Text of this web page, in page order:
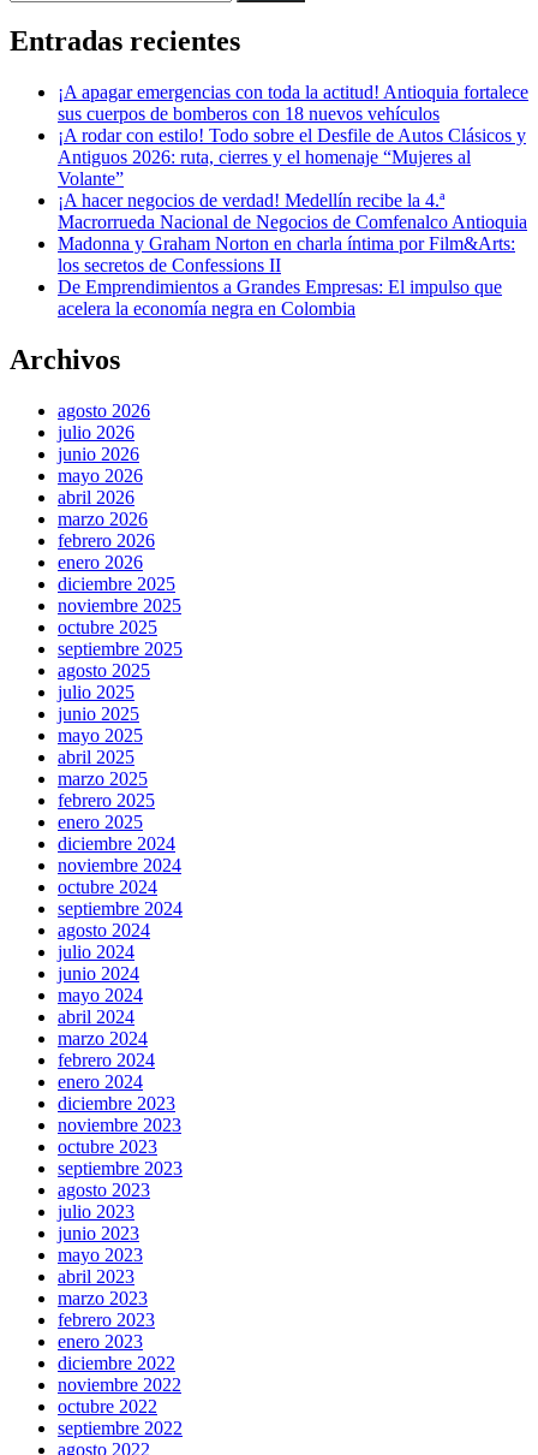
Entradas recientes
¡A apagar emergencias con toda la actitud! Antioquia fortalece
sus cuerpos de bomberos con 18 nuevos vehículos
¡A rodar con estilo! Todo sobre el Desfile de Autos Clásicos y
Antiguos 2026: ruta, cierres y el homenaje “Mujeres al
Volante”
¡A hacer negocios de verdad! Medellín recibe la 4.ª
Macrorrueda Nacional de Negocios de Comfenalco Antioquia
Madonna y Graham Norton en charla íntima por Film&Arts:
los secretos de Confessions II
De Emprendimientos a Grandes Empresas: El impulso que
acelera la economía negra en Colombia
Archivos
agosto 2026
julio 2026
junio 2026
mayo 2026
abril 2026
marzo 2026
febrero 2026
enero 2026
diciembre 2025
noviembre 2025
octubre 2025
septiembre 2025
agosto 2025
julio 2025
junio 2025
mayo 2025
abril 2025
marzo 2025
febrero 2025
enero 2025
diciembre 2024
noviembre 2024
octubre 2024
septiembre 2024
agosto 2024
julio 2024
junio 2024
mayo 2024
abril 2024
marzo 2024
febrero 2024
enero 2024
diciembre 2023
noviembre 2023
octubre 2023
septiembre 2023
agosto 2023
julio 2023
junio 2023
mayo 2023
abril 2023
marzo 2023
febrero 2023
enero 2023
diciembre 2022
noviembre 2022
octubre 2022
septiembre 2022
agosto 2022